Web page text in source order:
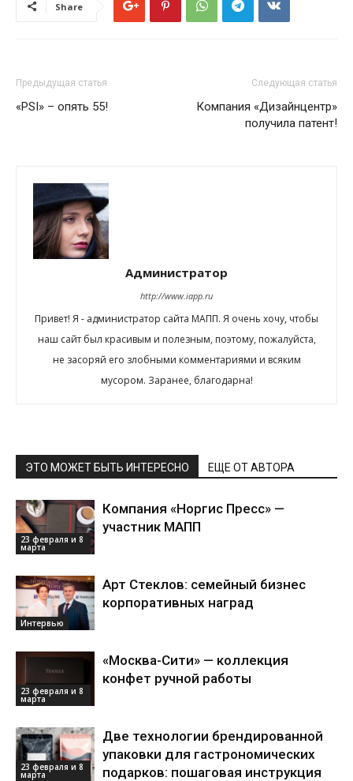
Share
Предыдущая статья
«PSI» – опять 55!
Следующая статья
Компания «Дизайнцентр»
получила патент!
Администратор
http://www.iapp.ru
Привет! Я - администратор сайта МАПП. Я очень хочу, чтобы
наш сайт был красивым и полезным, поэтому, пожалуйста,
не засоряй его злобными комментариями и всяким
мусором. Заранее, благодарна!
ЭТО МОЖЕТ БЫТЬ ИНТЕРЕСНО ЕЩЕ ОТ АВТОРА
23 февраля и 8
марта
Компания «Норгис Пресс» —
участник МАПП
Интервью
Арт Стеклов: семейный бизнес
корпоративных наград
23 февраля и 8
марта
«Москва-Сити» — коллекция
конфет ручной работы
23 февраля и 8
марта
Две технологии брендированной
упаковки для гастрономических
подарков: пошаговая инструкция